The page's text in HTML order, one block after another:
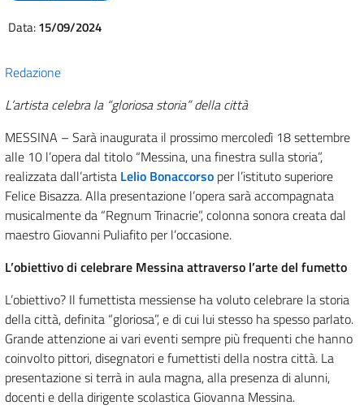
Data:15/09/2024
Redazione
L’artista celebra la “gloriosa storia” della città
MESSINA – Sarà inaugurata il prossimo mercoledì 18 settembre
alle 10 l’opera dal titolo “Messina, una finestra sulla storia”,
realizzata dall’artista Lelio Bonaccorso per l’istituto superiore
Felice Bisazza. Alla presentazione l’opera sarà accompagnata
musicalmente da “Regnum Trinacrie”, colonna sonora creata dal
maestro Giovanni Puliafito per l’occasione.
L’obiettivo di celebrare Messina attraverso l’arte del fumetto
L’obiettivo? Il fumettista messiense ha voluto celebrare la storia
della città, definita “gloriosa”, e di cui lui stesso ha spesso parlato.
Grande attenzione ai vari eventi sempre più frequenti che hanno
coinvolto pittori, disegnatori e fumettisti della nostra città. La
presentazione si terrà in aula magna, alla presenza di alunni,
docenti e della dirigente scolastica Giovanna Messina.